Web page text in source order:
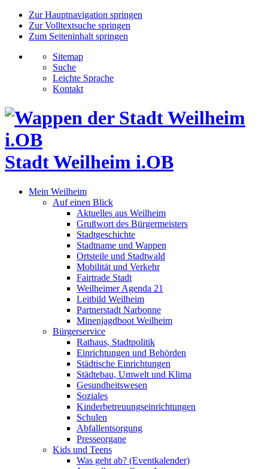
Zur Hauptnavigation springen
Zur Volltextsuche springen
Zum Seiteninhalt springen
Sitemap
Suche
Leichte Sprache
Kontakt
Stadt Weilheim i.OB
Mein Weilheim
Auf einen Blick
Aktuelles aus Weilheim
Grußwort des Bürgermeisters
Stadtgeschichte
Stadtname und Wappen
Ortsteile und Stadtwald
Mobilität und Verkehr
Fairtrade Stadt
Weilheimer Agenda 21
Leitbild Weilheim
Partnerstadt Narbonne
Minenjagdboot Weilheim
Bürgerservice
Rathaus, Stadtpolitik
Einrichtungen und Behörden
Städtische Einrichtungen
Städtebau, Umwelt und Klima
Gesundheitswesen
Soziales
Kinderbetreuungseinrichtungen
Schulen
Abfallentsorgung
Presseorgane
Kids und Teens
Was geht ab? (Eventkalender)